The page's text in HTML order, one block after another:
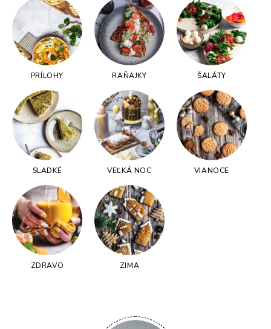
PRÍLOHY RAŇAJKY ŠALÁTY
SLADKÉ VEĽKÁ NOC VIANOCE
ZDRAVO ZIMA